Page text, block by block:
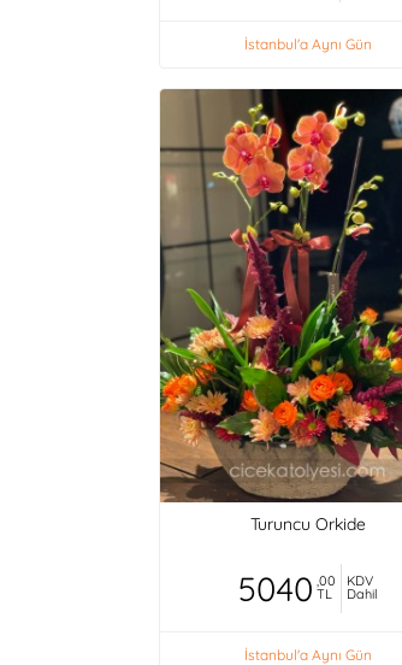
İstanbul'a Aynı Gün
Turuncu Orkide
5040 ,00
TL
KDV
Dahil
İstanbul'a Aynı Gün